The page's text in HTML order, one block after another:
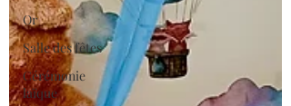
Or
Salle des fêtes
Cérémonie
laïque